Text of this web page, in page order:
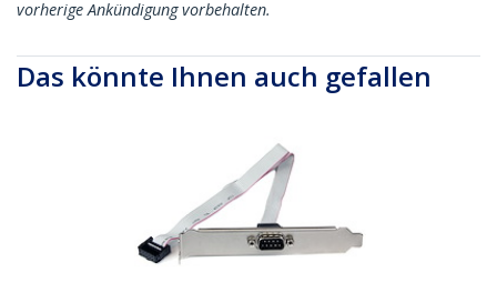
vorherige Ankündigung vorbehalten.
Das könnte Ihnen auch gefallen